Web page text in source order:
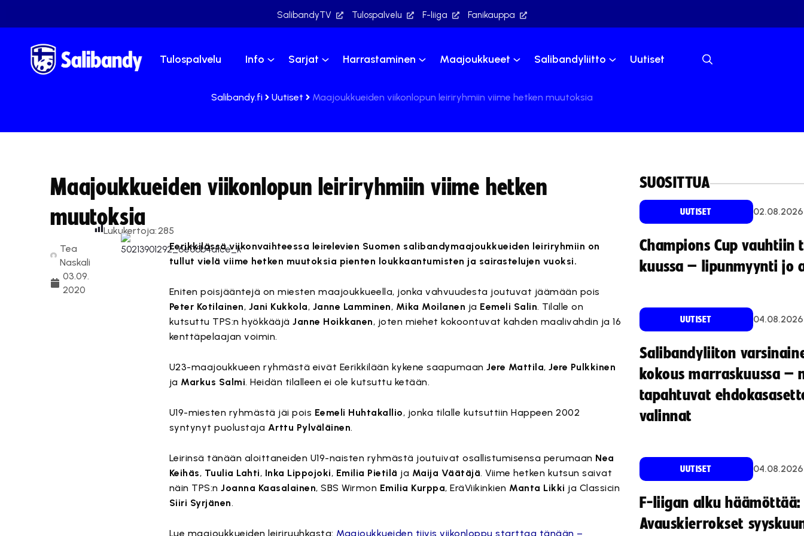
SalibandyTV Tulospalvelu F-liiga Fanikauppa
Tulospalvelu Info Sarjat Harrastaminen Maajoukkueet Salibandyliitto Uutiset
Salibandy.fi Uutiset Maajoukkueiden viikonlopun leiriryhmiin viime hetken muutoksia
Maajoukkueiden viikonlopun leiriryhmiin viime hetken
muutoksia
Tea
Naskali
03.09.
2020
Lukukertoja:285
Eerikkilässä viikonvaihteessa leirelevien Suomen salibandymaajoukkueiden leiriryhmiin on
tullut vielä viime hetken muutoksia pienten loukkaantumisten ja sairastelujen vuoksi.
Eniten poisjääntejä on miesten maajoukkueella, jonka vahvuudesta joutuvat jäämään pois
Peter Kotilainen, Jani Kukkola, Janne Lamminen, Mika Moilanen ja Eemeli Salin. Tilalle on
kutsuttu TPS:n hyökkääjäJanne Hoikkanen, joten miehet kokoontuvat kahden maalivahdin ja 16
kenttäpelaajan voimin.
U23-maajoukkueen ryhmästä eivät Eerikkilään kykene saapumaanJere Mattila,Jere Pulkkinen
ja Markus Salmi. Heidän tilalleen ei ole kutsuttu ketään.
U19-miesten ryhmästä jäi pois Eemeli Huhtakallio, jonka tilalle kutsuttiin Happeen 2002
syntynyt puolustaja Arttu Pylväläinen.
Leirinsä tänään aloittaneiden U19-naisten ryhmästä joutuivat osallistumisensa perumaan Nea
Keihäs, Tuulia Lahti, Inka Lippojoki, Emilia Pietilä ja Maija Väätäjä. Viime hetken kutsun saivat
näin TPS:nJoanna Kaasalainen, SBS Wirmon Emilia Kurppa, EräViikinkien Manta Likki ja Classicin
Siiri Syrjänen.
Lue maajoukkueiden leiriruuhkasta: Maajoukkueiden tiivis viikonloppu starttaa tänään –
SUOSITTUA
UUTISET 02.08.2026
Champions Cup vauhtiin
kuussa – lipunmyynti jo
UUTISET 04.08.2026
Salibandyliiton
kokous marraskuussa –
tapahtuvat
valinnat
UUTISET 04.08.2026
F-liigan alku häämöttää:
Avauskierrokset